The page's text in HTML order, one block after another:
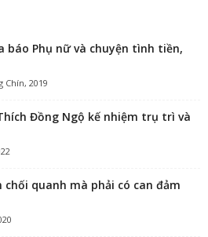
báo Phụ nữ và chuyện tình tiền,
Chín, 2019
Đồng Ngộ kế nhiệm trụ trì và
quanh mà phải có can đảm